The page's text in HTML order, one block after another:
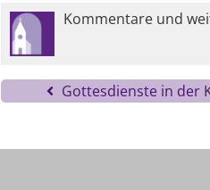
Kommentare und
Gottesdienste in der